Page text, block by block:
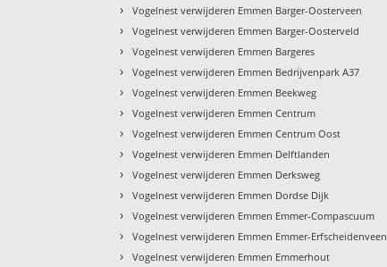
› Vogelnest verwijderen Emmen Barger-Oosterveen
› Vogelnest verwijderen Emmen Barger-Oosterveld
› Vogelnest verwijderen Emmen Bargeres
› Vogelnest verwijderen Emmen Bedrijvenpark A37
› Vogelnest verwijderen Emmen Beekweg
› Vogelnest verwijderen Emmen Centrum
› Vogelnest verwijderen Emmen Centrum Oost
› Vogelnest verwijderen Emmen Delftlanden
› Vogelnest verwijderen Emmen Derksweg
› Vogelnest verwijderen Emmen Dordse Dijk
› Vogelnest verwijderen Emmen Emmer-Compascuum
› Vogelnest verwijderen Emmen Emmer-Erfscheidenveen
› Vogelnest verwijderen Emmen Emmerhout